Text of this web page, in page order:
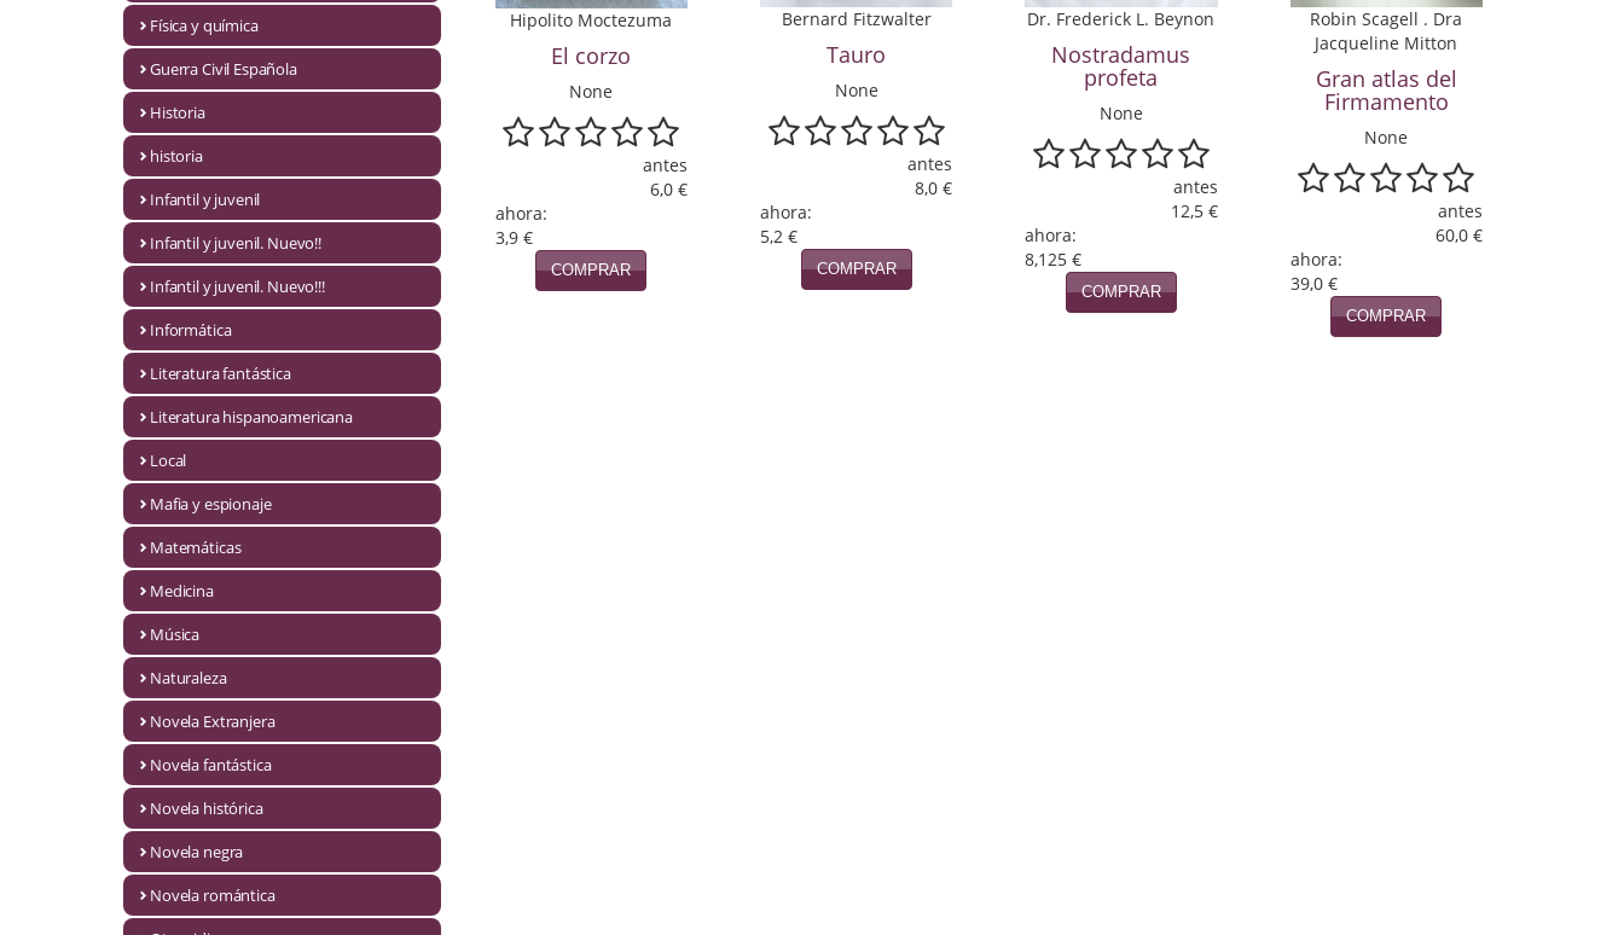
Ensayo literario
Guerra Civil Española
Infantil y juvenil
Infantil y juvenil. Nuevo!!
Infantil y juvenil. Nuevo!!!
Literatura fantástica
Literatura hispanoamericana
Mafia y espionaje
Física y química
Guerra Civil Española
Historia
historia
Infantil y juvenil
Infantil y juvenil. Nuevo!!
Infantil y juvenil. Nuevo!!!
Informática
Literatura fantástica
Literatura hispanoamericana
Local
Mafia y espionaje
Matemáticas
Medicina
Música
Naturaleza
Novela Extranjera
Novela fantástica
Novela histórica
Novela negra
Novela romántica
Hipolito Moctezuma
El corzo
None
antes
6,0 €
ahora:
3,9 €
COMPRAR
Bernard Fitzwalter
Tauro
None
antes
8,0 €
ahora:
5,2 €
COMPRAR
Dr. Frederick L. Beynon
Nostradamus
profeta
None
antes
12,5 €
ahora:
8,125 €
COMPRAR
Robin Scagell . Dra
Jacqueline Mitton
Gran atlas del
Firmamento
None
antes
60,0 €
ahora:
39,0 €
COMPRAR